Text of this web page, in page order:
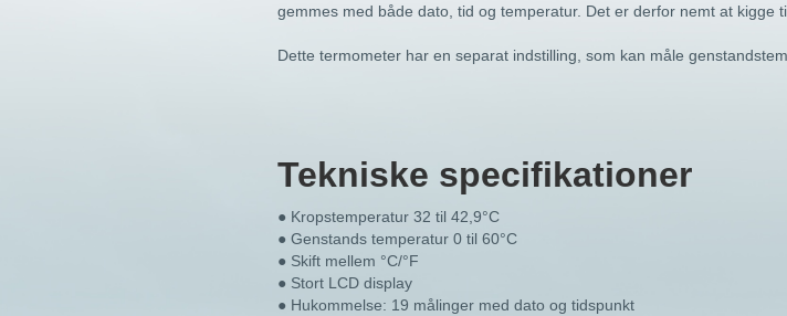
gemmes med både dato, tid og temperatur. Det er derfor nemt at kigge
Dette termometer har en separat indstilling, som kan måle
Tekniske specifikationer
● Kropstemperatur 32 til 42,9°C
● Genstands temperatur 0 til 60°C
● Skift mellem °C/°F
● Stort LCD display
● Hukommelse: 19 målinger med dato og tidspunkt